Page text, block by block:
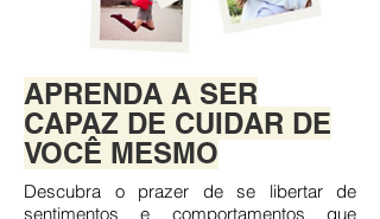
APRENDA A SER
CAPAZ DE CUIDAR DE
VOCÊ MESMO
Descubra o prazer de se libertar de
sentimentos e comportamentos que